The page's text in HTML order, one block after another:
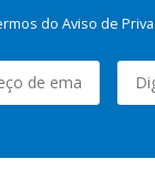
do Aviso de